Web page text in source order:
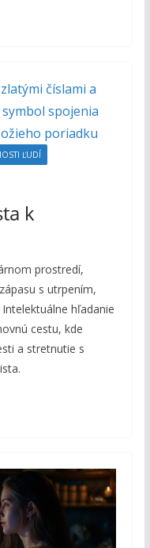
ĽUDÍ
k
prostredí,
s utrpením,
hľadanie
cestu, kde
a stretnutie s